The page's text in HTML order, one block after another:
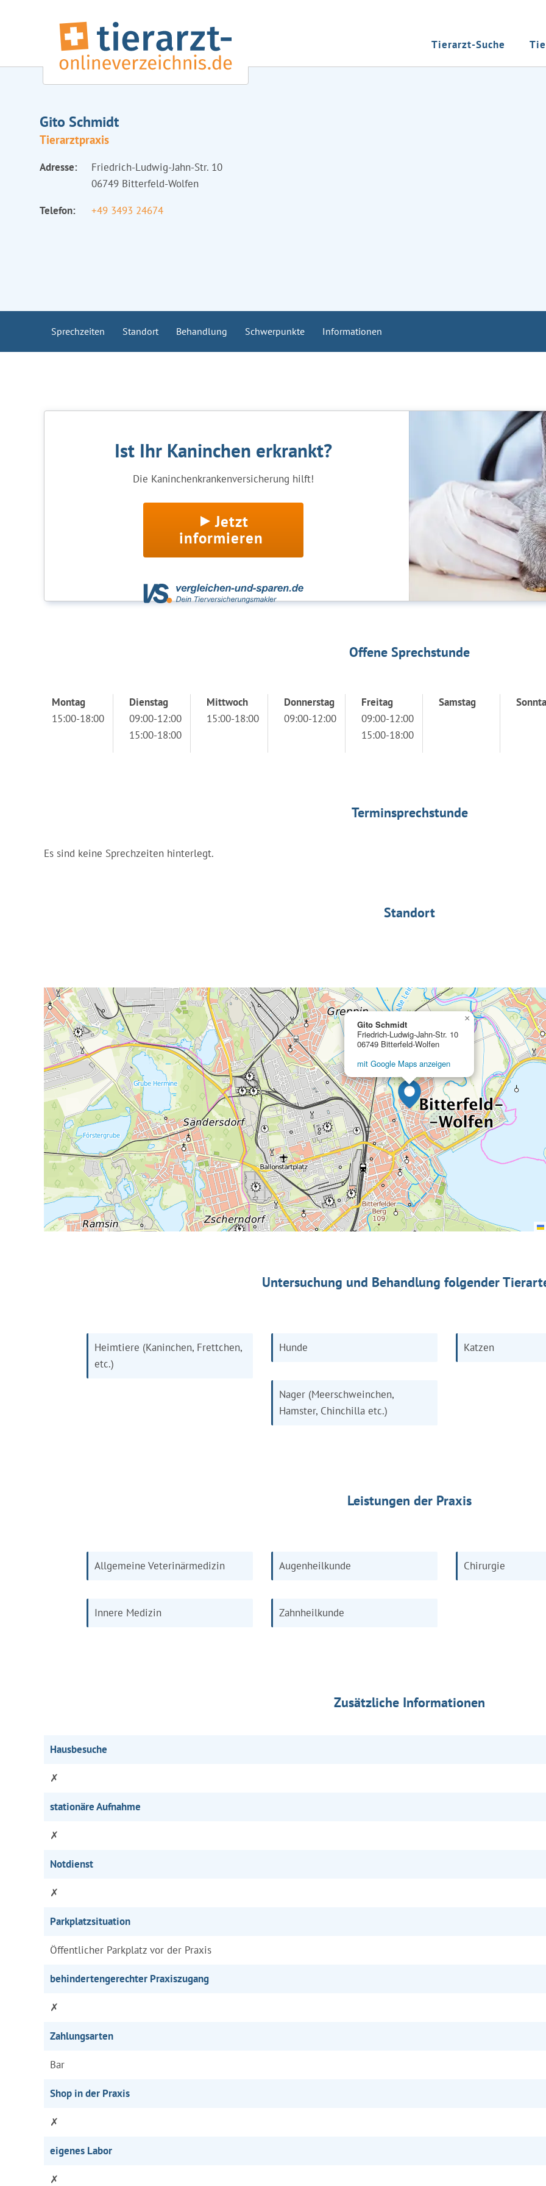
Tierarzt-Suche
Gito Schmidt
Tierarztpraxis
Adresse:
Friedrich-Ludwig-Jahn-Str. 10
06749 Bitterfeld-Wolfen
Telefon:
+49 3493 24674
Sprechzeiten Standort Behandlung Schwerpunkte Informationen
Ist Ihr Kaninchen erkrankt?
Die Kaninchenkrankenversicherung hilft!
Jetzt
informieren
Offene Sprechstunde
Montag
15:00-18:00
Dienstag
09:00-12:00
15:00-18:00
Mittwoch
15:00-18:00
Donnerstag
09:00-12:00
Freitag
09:00-12:00
15:00-18:00
Samstag
Terminsprechstunde
Es sind keine Sprechzeiten hinterlegt.
Standort
Gito Schmidt
Friedrich-Ludwig-Jahn-Str. 10
06749 Bitterfeld-Wolfen
mit Google Maps anzeigen
×
Untersuchung und Behandlung folgender
Heimtiere (Kaninchen, Frettchen,
etc.)
Hunde Katzen
Nager (Meerschweinchen,
Hamster, Chinchilla etc.)
Leistungen der Praxis
Allgemeine Veterinärmedizin Augenheilkunde Chirurgie
Innere Medizin Zahnheilkunde
Zusätzliche Informationen
Hausbesuche
✗
stationäre Aufnahme
✗
Notdienst
✗
Parkplatzsituation
Öffentlicher Parkplatz vor der Praxis
behindertengerechter Praxiszugang
✗
Zahlungsarten
Bar
Shop in der Praxis
✗
eigenes Labor
✗